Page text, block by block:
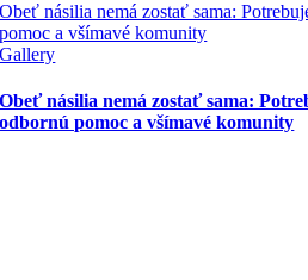
Obeť násilia nemá zostať sama:
pomoc a všímavé komunity
Gallery
Obeť násilia nemá zostať sama:
odbornú pomoc a všímavé komunity